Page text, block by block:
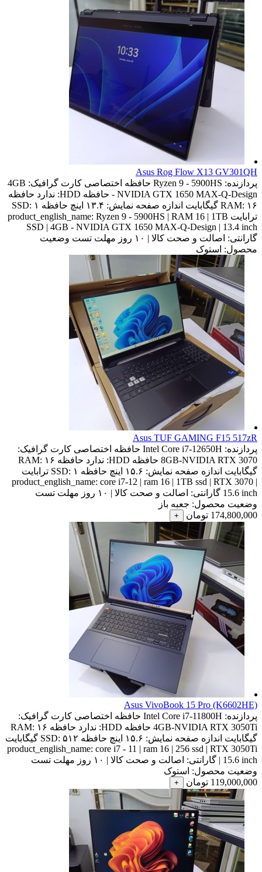
Asus Rog Flow X13 GV301QH
پردازنده: Ryzen 9 - 5900HS حافظه اختصاصی کارت گرافیک: 4GB
- NVIDIA GTX 1650 MAX-Q-Design حافظه HDD: ندارد حافظه
RAM: ۱۶ گیگابایت اندازه صفحه نمایش: ۱۳.۴ اینچ حافظه SSD: ۱
ترابایت
product_english_name: Ryzen 9 - 5900HS | RAM 16 | 1TB
SSD | 4GB - NVIDIA GTX 1650 MAX-Q-Design | 13.4 inch
گارانتی: اصالت و صحت کالا | ۱۰ روز مهلت تست
وضعیت
محصول: استوک
Asus TUF GAMING F15 517zR
پردازنده: Intel Core i7-12650H حافظه اختصاصی کارت گرافیک:
8GB-NVIDIA RTX 3070 حافظه HDD: ندارد حافظه RAM: ۱۶
گیگابایت اندازه صفحه نمایش: ۱۵.۶ اینچ حافظه SSD: ۱ ترابایت
product_english_name: core i7-12 | ram 16 | 1TB ssd | RTX 3070 |
15.6 inch گارانتی: اصالت و صحت کالا | ۱۰ روز مهلت تست
وضعیت محصول: جعبه باز
174,800,000 تومان +
Asus VivoBook 15 Pro (K6602HE)
پردازنده: Intel Core i7-11800H حافظه اختصاصی کارت گرافیک:
4GB-NVIDIA RTX 3050Ti حافظه HDD: ندارد حافظه RAM: ۱۶
گیگابایت اندازه صفحه نمایش: ۱۵.۶ اینچ حافظه SSD: ۵۱۲ گیگابایت
product_english_name: core i7 - 11 | ram 16 | 256 ssd | RTX 3050Ti
| 15.6 inch گارانتی: اصالت و صحت کالا | ۱۰ روز مهلت تست
وضعیت محصول: استوک
119,000,000 تومان +